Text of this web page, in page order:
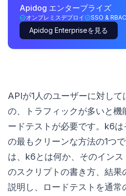
Apidog エンタープライズ
オンプレミスデプロイ SSO & RBAC
Apidog Enterpriseを見る
APIが1人のユーザーに対し
の、トラフィックが多いと機
ードテストが必要です。k6
の最もクリーンな方法の1つ
は、k6とは何か、そのイン
のスクリプトの書き方、結果
説明し、ロードテストを通常